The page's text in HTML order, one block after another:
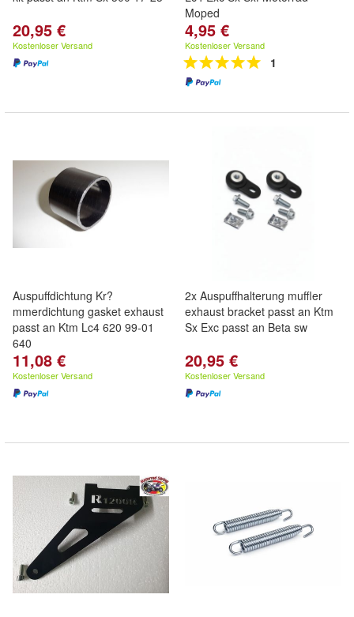
20,95 €
Kostenloser Versand
Moped
4,95 €
Kostenloser Versand
1
Auspuffdichtung Kr?
mmerdichtung gasket exhaust
passt an Ktm Lc4 620 99-01
640
11,08 €
Kostenloser Versand
2x Auspuffhalterung muffler
exhaust bracket passt an Ktm
Sx Exc passt an Beta sw
20,95 €
Kostenloser Versand